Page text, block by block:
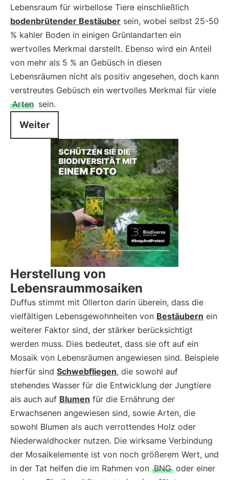
Lebensraum für wirbellose Tiere einschließlich
bodenbrütender Bestäuber sein, wobei selbst 25-50
% kahler Boden in einigen Grünlandarten ein
wertvolles Merkmal darstellt. Ebenso wird ein Anteil
von mehr als 5 % an Gebüsch in diesen
Lebensräumen nicht als positiv angesehen, doch kann
verstreutes Gebüsch ein wertvolles Merkmal für viele
Arten sein.
Weiter
Herstellung von
Lebensraummosaiken
Duffus stimmt mit Ollerton darin überein, dass die
vielfältigen Lebensgewohnheiten von Bestäubern ein
weiterer Faktor sind, der stärker berücksichtigt
werden muss. Dies bedeutet, dass sie oft auf ein
Mosaik von Lebensräumen angewiesen sind. Beispiele
hierfür sind Schwebfliegen, die sowohl auf
stehendes Wasser für die Entwicklung der Jungtiere
als auch auf Blumen für die Ernährung der
Erwachsenen angewiesen sind, sowie Arten, die
sowohl Blumen als auch verrottendes Holz oder
Niederwaldhocker nutzen. Die wirksame Verbindung
der Mosaikelemente ist von noch größerem Wert, und
in der Tat helfen die im Rahmen von BNG oder einer